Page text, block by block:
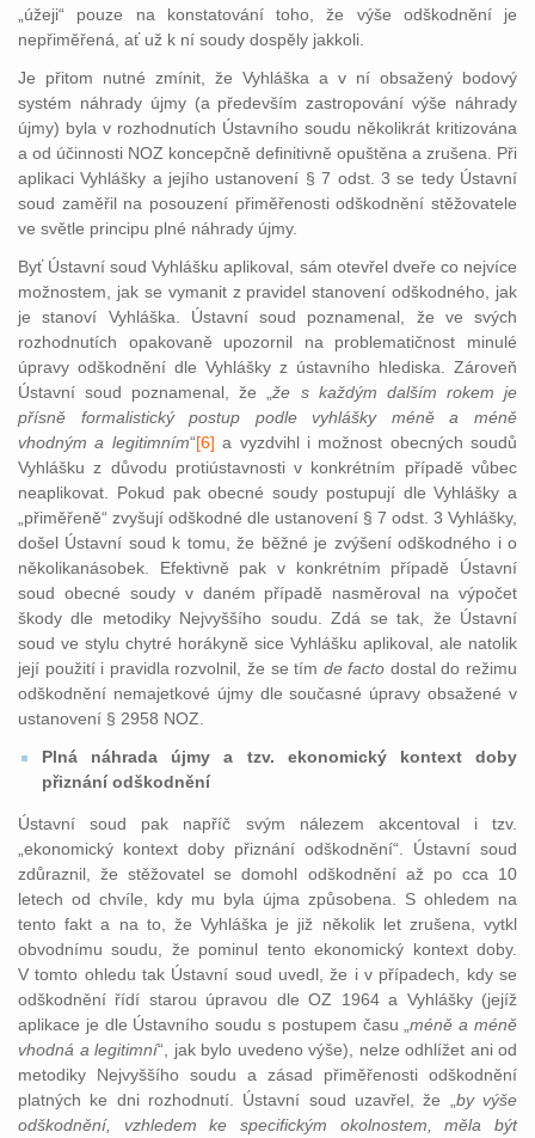
„úžeji“ pouze na konstatování toho, že výše odškodnění je
nepřiměřená, ať už k ní soudy dospěly jakkoli.
Je přitom nutné zmínit, že Vyhláška a v ní obsažený bodový
systém náhrady újmy (a především zastropování výše náhrady
újmy) byla v rozhodnutích Ústavního soudu několikrát kritizována
a od účinnosti NOZ koncepčně definitivně opuštěna a zrušena. Při
aplikaci Vyhlášky a jejího ustanovení § 7 odst. 3 se tedy Ústavní
soud zaměřil na posouzení přiměřenosti odškodnění stěžovatele
ve světle principu plné náhrady újmy.
Byť Ústavní soud Vyhlášku aplikoval, sám otevřel dveře co nejvíce
možnostem, jak se vymanit z pravidel stanovení odškodného, jak
je stanoví Vyhláška. Ústavní soud poznamenal, že ve svých
rozhodnutích opakovaně upozornil na problematičnost minulé
úpravy odškodnění dle Vyhlášky z ústavního hlediska. Zároveň
Ústavní soud poznamenal, že „že s každým dalším rokem je
přísně formalistický postup podle vyhlášky méně a méně
vhodným a legitimním“[6] a vyzdvihli možnost obecných soudů
Vyhlášku z důvodu protiústavnosti v konkrétním případě vůbec
neaplikovat. Pokud pak obecné soudy postupují dle Vyhlášky a
„přiměřeně“ zvyšují odškodné dle ustanovení § 7 odst. 3 Vyhlášky,
došel Ústavní soud k tomu, že běžné je zvýšení odškodného i o
několikanásobek. Efektivně pak v konkrétním případě Ústavní
soud obecné soudy v daném případě nasměroval na výpočet
škody dle metodiky Nejvyššího soudu. Zdá se tak, že Ústavní
soud ve stylu chytré horákyně sice Vyhlášku aplikoval, ale natolik
její použití i pravidla rozvolnil, že se tím de facto dostal do režimu
odškodnění nemajetkové újmy dle současné úpravy obsažené v
ustanovení § 2958 NOZ.
Plná náhrada újmy a tzv. ekonomický kontext doby
přiznání odškodnění
Ústavní soud pak napříč svým nálezem akcentoval i tzv.
„ekonomický kontext doby přiznání odškodnění“. Ústavní soud
zdůraznil, že stěžovatel se domohl odškodnění až po cca 10
letech od chvíle, kdy mu byla újma způsobena. S ohledem na
tento fakt a na to, že Vyhláška je již několik let zrušena, vytkl
obvodnímu soudu, že pominul tento ekonomický kontext doby.
V tomto ohledu tak Ústavní soud uvedl, že i v případech, kdy se
odškodnění řídí starou úpravou dle OZ 1964 a Vyhlášky (jejíž
aplikace je dle Ústavního soudu s postupem času „méně a méně
vhodná a legitimní“, jak bylo uvedeno výše), nelze odhlížet ani od
metodiky Nejvyššího soudu a zásad přiměřenosti odškodnění
platných ke dni rozhodnutí. Ústavní soud uzavřel, že „ by výše
odškodnění, vzhledem ke specifickým okolnostem, měla být